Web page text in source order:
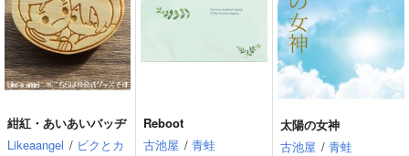
紺紅・あいあいバッヂ
Likeaangel / ビクとカ
Reboot
古池屋 / 青蛙
太陽の女神
古池屋 / 青蛙